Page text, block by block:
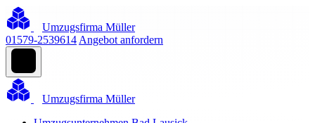
Umzugsfirma Müller
01579-2539614 Angebot anfordern
Umzugsfirma Müller